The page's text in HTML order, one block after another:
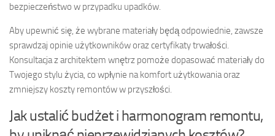
bezpieczeństwo w przypadku upadków.
Aby upewnić się, że wybrane materiały będą odpowiednie, zawsze
sprawdzaj opinie użytkowników oraz certyfikaty trwałości.
Konsultacja z architektem wnętrz pomoże dopasować materiały do
Twojego stylu życia, co wpłynie na komfort użytkowania oraz
zmniejszy koszty remontów w przyszłości.
Jak ustalić budżet i harmonogram remontu,